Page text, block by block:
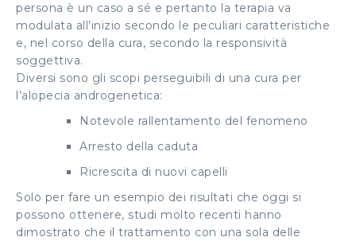
persona è un caso a sé e pertanto la terapia va
modulata all’inizio secondo le peculiari caratteristiche
e, nel corso della cura, secondo la responsività
soggettiva.
Diversi sono gli scopi perseguibili di una cura per
l’alopecia androgenetica:
Notevole rallentamento del fenomeno
Arresto della caduta
Ricrescita di nuovi capelli
Solo per fare un esempio dei risultati che oggi si
possono ottenere, studi molto recenti hanno
dimostrato che il trattamento con una sola delle